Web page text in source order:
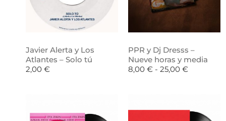
Javier Alerta y Los
Atlantes – Solo tú
2,00 €
PPR y Dj Dresss –
Nueve horas y media
8,00 € - 25,00 €